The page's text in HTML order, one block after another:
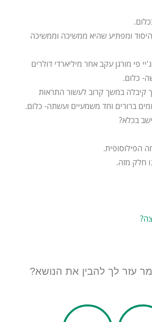
ומפתיע שהיא ממשיכה וממשיכה
פי מורגן עקב אחר מיליארדי דולרים
כלום.
קיבלה במשך קרוב לעשור התראות
ברורים וחד משמעיים ועשתה- כלום.
בכלא?
הפילוסופית.
חלק מזה.
עזר לך להבין את הנושא?